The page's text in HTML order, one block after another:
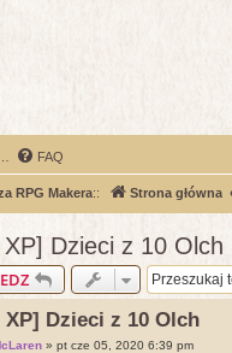
FAQ
RPG Makera:: Strona główna
Dzieci z 10 Olch
XP] Dzieci z 10 Olch
» pt cze 05, 2020 6:39 pm